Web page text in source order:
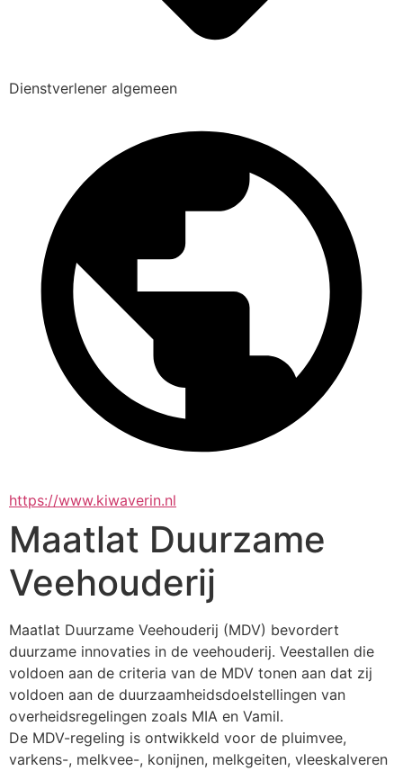
Dienstverlener algemeen
https://www.kiwaverin.nl
Maatlat Duurzame
Veehouderij
Maatlat Duurzame Veehouderij (MDV) bevordert
duurzame innovaties in de veehouderij. Veestallen die
voldoen aan de criteria van de MDV tonen aan dat zij
voldoen aan de duurzaamheidsdoelstellingen van
overheidsregelingen zoals MIA en Vamil.
De MDV-regeling is ontwikkeld voor de pluimvee,
varkens-, melkvee-, konijnen, melkgeiten, vleeskalveren